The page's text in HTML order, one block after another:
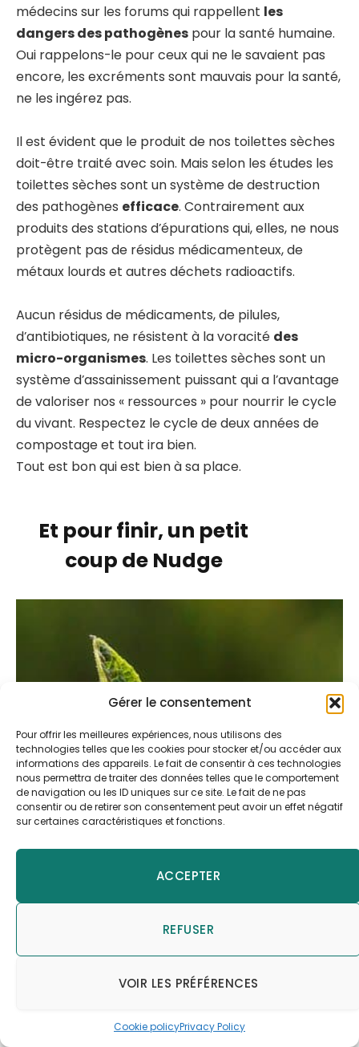
Gérer le consentement
Pour offrir les meilleures expériences, nous utilisons des
technologies telles que les cookies pour stocker et/ou accéder aux
informations des appareils. Le fait de consentir à ces technologies
nous permettra de traiter des données telles que le comportement
de navigation ou les ID uniques sur ce site. Le fait de ne pas
consentir ou de retirer son consentement peut avoir un effet négatif
sur certaines caractéristiques et fonctions.
ACCEPTER
REFUSER
VOIR LES PRÉFÉRENCES
Cookie policyPrivacy Policy
médecins sur les forums qui rappellent les
dangers des pathogènes pour la santé humaine.
Oui rappelons-le pour ceux qui ne le savaient pas
encore, les excréments sont mauvais pour la santé,
ne les ingérez pas.
Il est évident que le produit de nos toilettes sèches
doit-être traité avec soin. Mais selon les études les
toilettes sèches sont un système de destruction
des pathogènes efficace. Contrairement aux
produits des stations d’épurations qui, elles, ne nous
protègent pas de résidus médicamenteux, de
métaux lourds et autres déchets radioactifs.
Aucun résidus de médicaments, de pilules,
d’antibiotiques, ne résistent à la voracité des
micro-organismes. Les toilettes sèches sont un
système d’assainissement puissant qui a l’avantage
de valoriser nos « ressources » pour nourrir le cycle
du vivant. Respectez le cycle de deux années de
compostage et tout ira bien.
Tout est bon qui est bien à sa place.
Et pour finir, un petit
coup de Nudge